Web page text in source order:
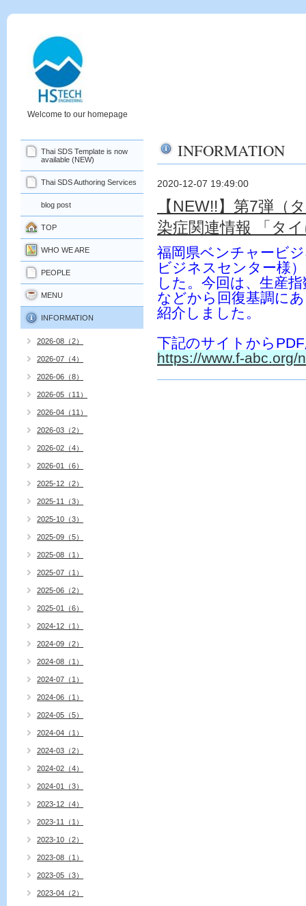
Welcome to our homepage
INFORMATION
2020-12-07 19:49:00
【NEW!!】第7弾（
染症関連情報 「タ
福岡県ベンチャービ
ビジネスセンター様
した。今回は、生産
などから回復基調に
紹介しました。
下記のサイトから PDF
https://www.f-abc.org/
Thai SDS Template is now
available (NEW)
Thai SDS Authoring Services
blog post
TOP
WHO WE ARE
PEOPLE
MENU
INFORMATION
2026-08（2）
2026-07（4）
2026-06（8）
2026-05（11）
2026-04（11）
2026-03（2）
2026-02（4）
2026-01（6）
2025-12（2）
2025-11（3）
2025-10（3）
2025-09（5）
2025-08（1）
2025-07（1）
2025-06（2）
2025-01（6）
2024-12（1）
2024-09（2）
2024-08（1）
2024-07（1）
2024-06（1）
2024-05（5）
2024-04（1）
2024-03（2）
2024-02（4）
2024-01（3）
2023-12（4）
2023-11（1）
2023-10（2）
2023-08（1）
2023-05（3）
2023-04（2）